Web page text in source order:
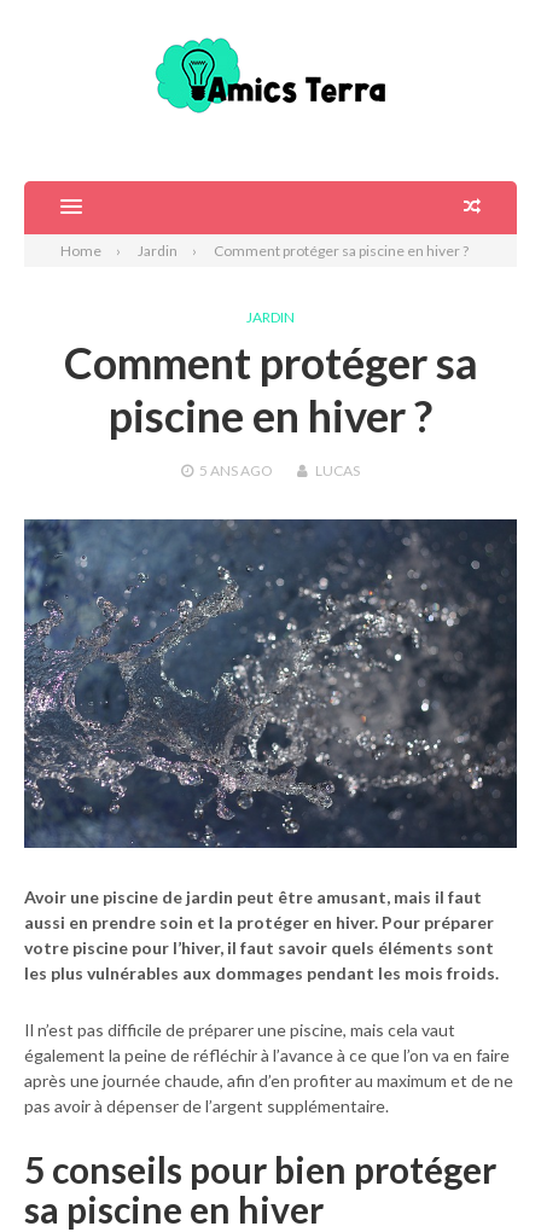
Home Jardin Comment protéger sa piscine en hiver ?
JARDIN
Comment protéger sa
piscine en hiver ?
5 ANSAGO LUCAS
Avoir une piscine de jardin peut être amusant, mais il faut
aussi en prendre soin et la protéger en hiver. Pour préparer
votre piscine pour l’hiver, il faut savoir quels éléments sont
les plus vulnérables aux dommages pendant les mois froids.
Il n’est pas difficile de préparer une piscine, mais cela vaut
également la peine de réfléchir à l’avance à ce que l’on va en faire
après une journée chaude, afin d’en profiter au maximum et de ne
pas avoir à dépenser de l’argent supplémentaire.
5 conseils pour bien protéger
sa piscine en hiver